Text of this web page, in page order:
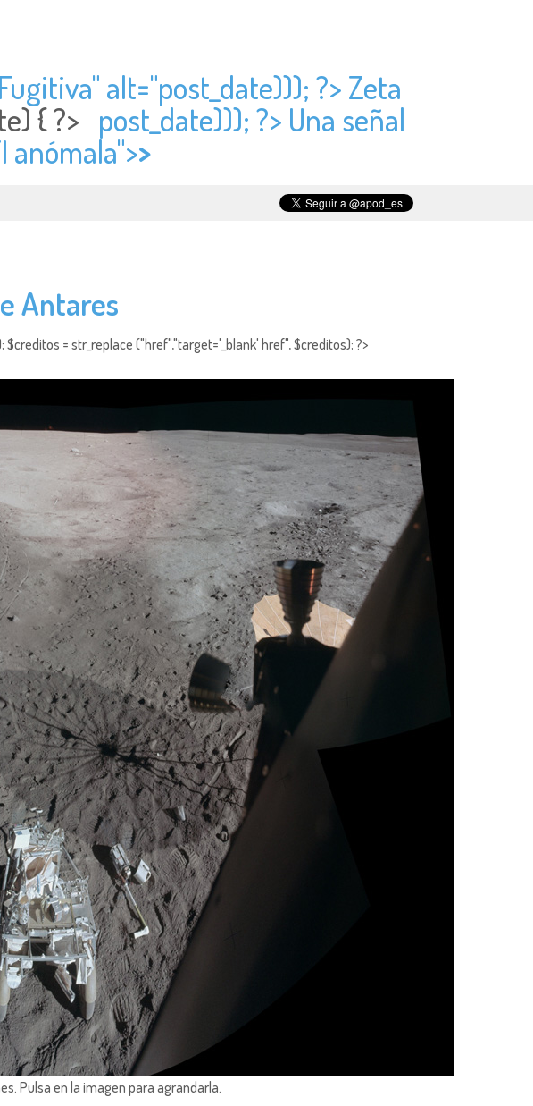
alt="post_date))); ?> Zeta
{ ?> post_date))); ?> Una señal
anómala">>
Antares
= str_replace ("href","target='_blank' href", $creditos); ?>
Pulsa en la imagen para agrandarla.